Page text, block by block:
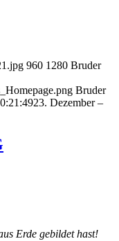
960 1280 Bruder
Bruder
23. Dezember –
Erde gebildet hast!